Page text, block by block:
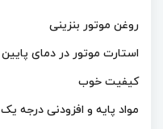
روغن موتور بنزینی
استارت موتور در دمای پایین
کیفیت خوب
مواد پایه و افزودنی درجه یک